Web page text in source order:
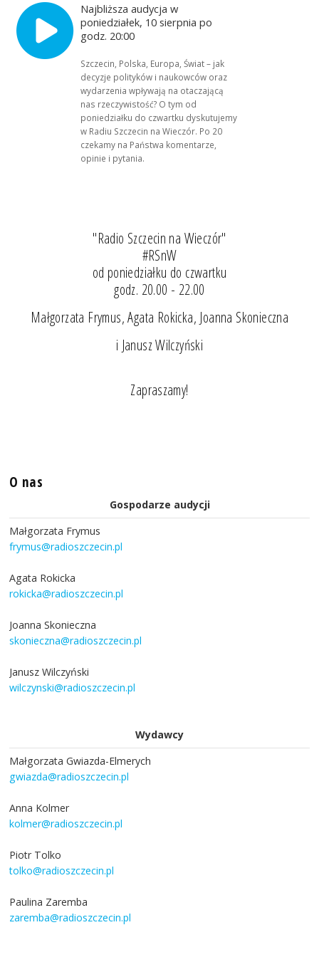
Najbliższa audycja w
poniedziałek, 10 sierpnia po
godz. 20:00
Szczecin, Polska, Europa, Świat – jak
decyzje polityków i naukowców oraz
wydarzenia wpływają na otaczającą
nas rzeczywistość? O tym od
poniedziałku do czwartku dyskutujemy
w Radiu Szczecin na Wieczór. Po 20
czekamy na Państwa komentarze,
opinie i pytania.
"Radio Szczecin na Wieczór"
#RSnW
od poniedziałku do czwartku
godz. 20.00 - 22.00
Małgorzata Frymus, Agata Rokicka, Joanna Skonieczna
i Janusz Wilczyński
Zapraszamy!
O nas
Gospodarze audycji
Małgorzata Frymus
frymus@radioszczecin.pl
Agata Rokicka
rokicka@radioszczecin.pl
Joanna Skonieczna
skonieczna@radioszczecin.pl
Janusz Wilczyński
wilczynski@radioszczecin.pl
Wydawcy
Małgorzata Gwiazda-Elmerych
gwiazda@radioszczecin.pl
Anna Kolmer
kolmer@radioszczecin.pl
Piotr Tolko
tolko@radioszczecin.pl
Paulina Zaremba
zaremba@radioszczecin.pl